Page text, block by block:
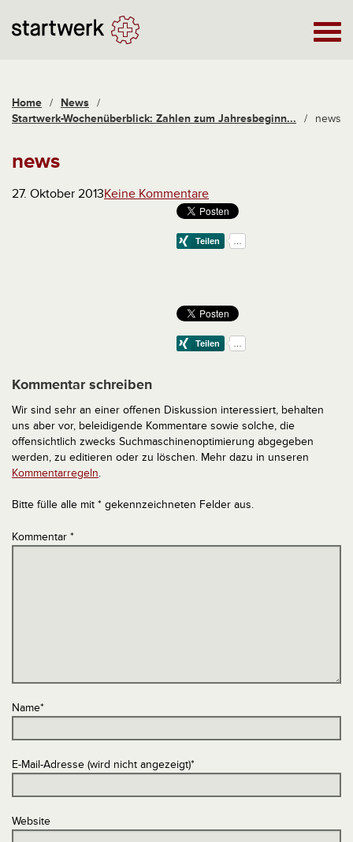
Home / News /
Startwerk-Wochenüberblick: Zahlen zum Jahresbeginn...
/ news
news
27. Oktober 2013Keine Kommentare
Kommentar schreiben
Wir sind sehr an einer offenen Diskussion interessiert, behalten
uns aber vor, beleidigende Kommentare sowie solche, die
offensichtlich zwecks Suchmaschinenoptimierung abgegeben
werden, zu editieren oder zu löschen. Mehr dazu in unseren
Kommentarregeln.
Bitte fülle alle mit * gekennzeichneten Felder aus.
Kommentar *
Name*
E-Mail-Adresse (wird nicht angezeigt)*
Website